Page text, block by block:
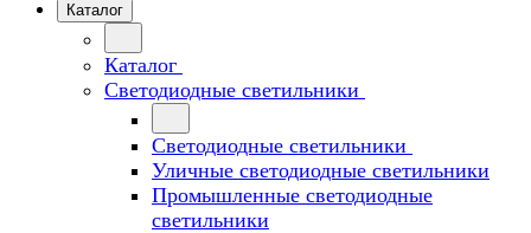
Каталог
Каталог
Светодиодные светильники
Светодиодные светильники
Уличные светодиодные светильники
Промышленные светодиодные
светильники